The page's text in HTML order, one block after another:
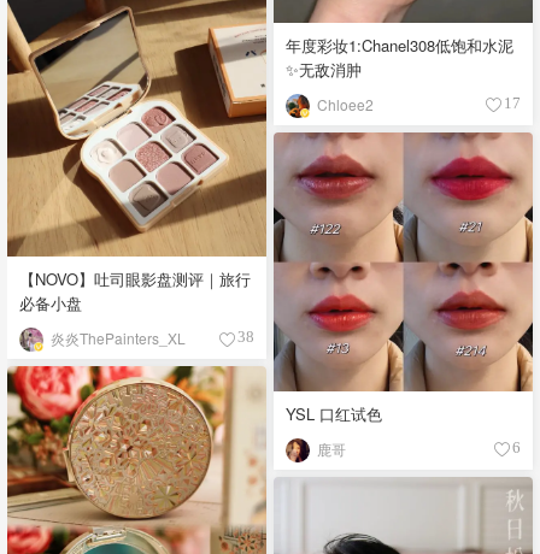
年度彩妆1:Chanel308低饱和水泥
✨无敌消肿
Chloee2 17
【NOVO】吐司眼影盘测评｜旅行
必备小盘
炎炎ThePainters_XL 38
YSL 口红试色
鹿哥 6